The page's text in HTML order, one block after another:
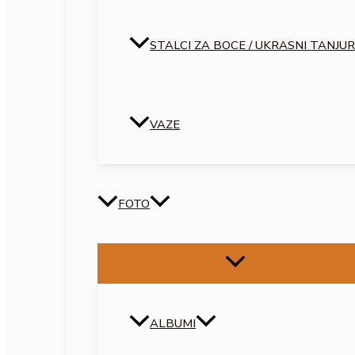
STALCI ZA BOCE / UKRASNI
VAZE
FOTO
ALBUMI